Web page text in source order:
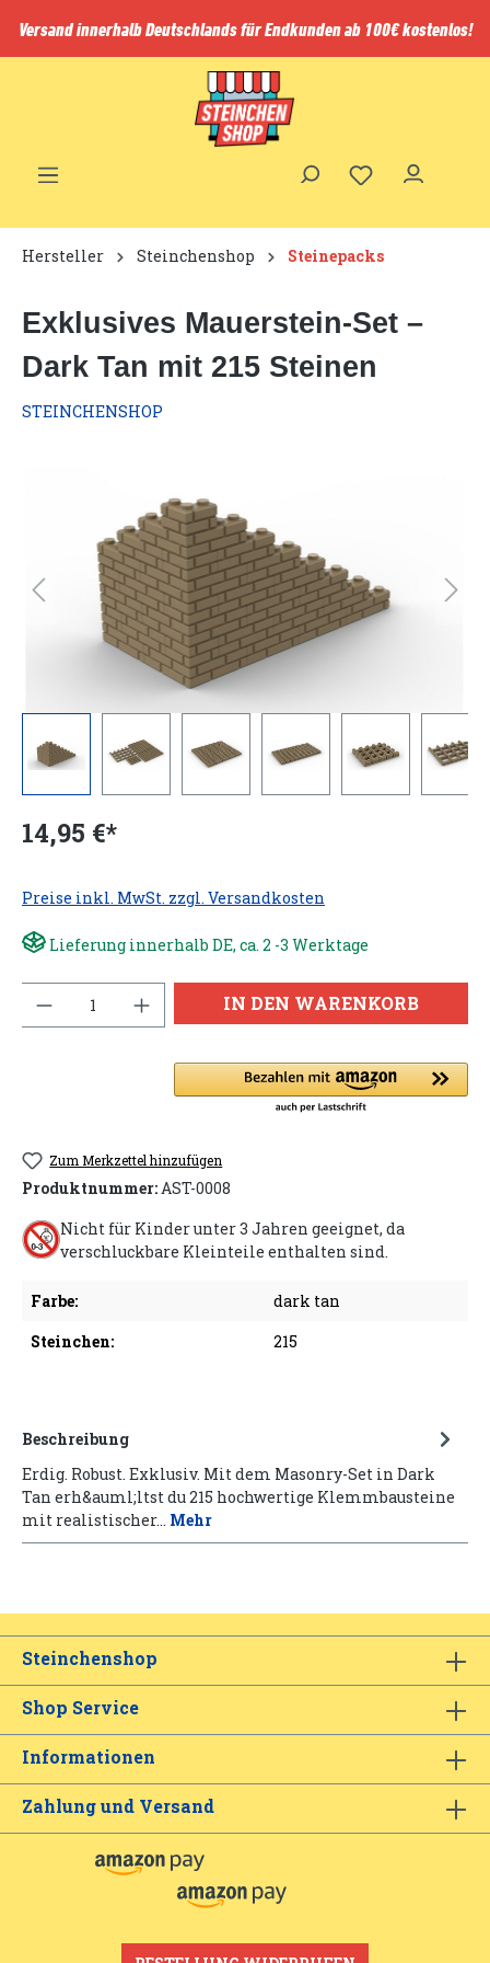
springen
Versand innerhalb Deutschlands für Endkunden ab 100€ kostenlos!
Hersteller Steinchenshop Steinepacks
Exklusives Mauerstein-Set –
Dark Tan mit 215 Steinen
STEINCHENSHOP
14,95 €*
Preise inkl. MwSt. zzgl. Versandkosten
Lieferung innerhalb DE, ca. 2 -3 Werktage
IN DEN WARENKORB
Zum Merkzettel hinzufügen
Produktnummer:AST-0008
Nicht für Kinder unter 3 Jahren geeignet, da
verschluckbare Kleinteile enthalten sind.
Farbe:
dark tan
Steinchen:
215
Beschreibung
Erdig. Robust. Exklusiv. Mit dem Masonry-Set in Dark
Tan erh&auml;ltst du 215 hochwertige Klemmbausteine
mit realistischer… Mehr
Steinchenshop
Shop Service
Informationen
Zahlung und Versand